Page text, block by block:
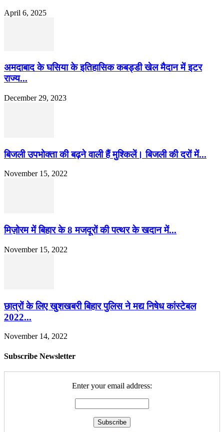
April 6, 2025
अमदाबाद के घसिया के इतिहासिक कबड्डी खेल मैदान में इटर
राज्य...
December 29, 2023
बिजली उपभोक्ता की बढ़ने वाली हैं मुश्किलें। बिजली की दरों में...
November 15, 2022
मिज़ोरम में बिहार के 8 मजदूरों की पत्थर के खदान में...
November 15, 2022
छात्रों के लिए खुशखबरी बिहार पुलिस ने मद्य निषेध कांस्टेबल
2022...
November 14, 2022
Subscribe Newsletter
Enter your email address: